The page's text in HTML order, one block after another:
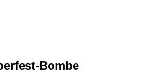
Bombe